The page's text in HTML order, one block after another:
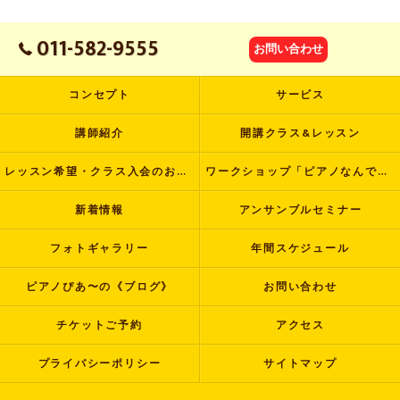
011-582-9555 お問い合わせ
コンセプト サービス
講師紹介 開講クラス&レッスン
レッスン希望・クラス入会のお申し込み ワークショップ「ピアノなんでも塾」
新着情報 アンサンブルセミナー
フォトギャラリー 年間スケジュール
ピアノぴあ〜の《ブログ》 お問い合わせ
チケットご予約 アクセス
プライバシーポリシー サイトマップ